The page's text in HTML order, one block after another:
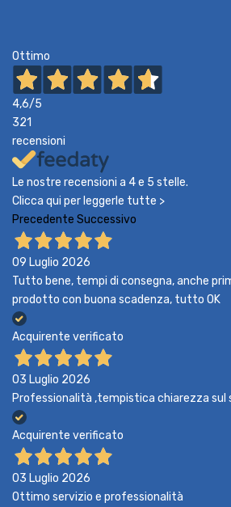
Ottimo
4,6/5
321
recensioni
Le nostre recensioni a 4 e 5 stelle.
Clicca qui per leggerle tutte >
Precedente Successivo
09 Luglio 2026
Tutto bene, tempi di consegna, anche
prodotto con buona scadenza, tutto OK
Acquirente verificato
03 Luglio 2026
Professionalità ,tempistica chiarezza sul
Acquirente verificato
03 Luglio 2026
Ottimo servizio e professionalità